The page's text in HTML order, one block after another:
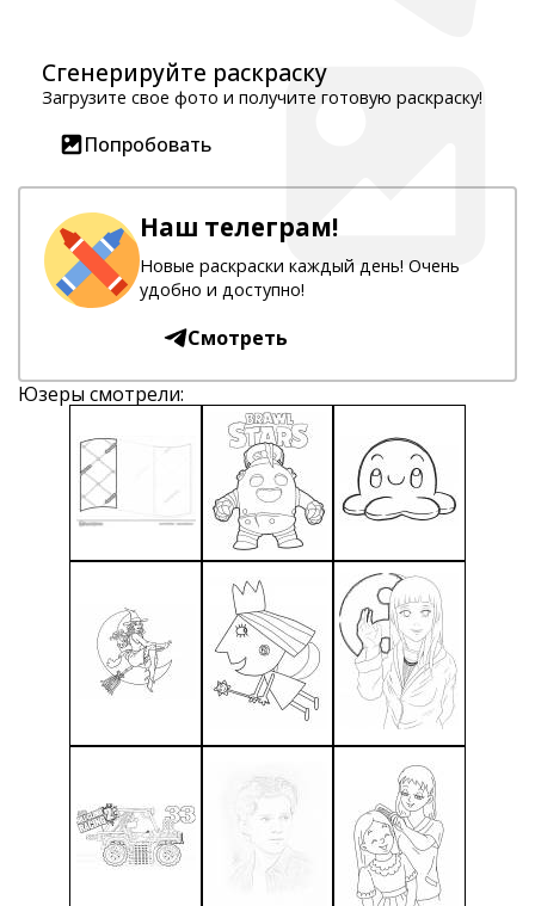
Сгенерируйте раскраску
Загрузите свое фото и получите готовую раскраску!
Попробовать
Наш телеграм!
Новые раскраски каждый день! Очень
удобно и доступно!
Смотреть
Юзеры смотрели: